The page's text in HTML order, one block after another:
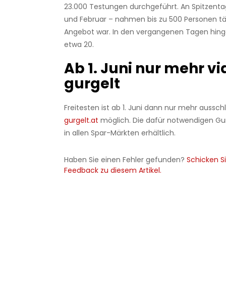
23.000 Testungen durchgeführt. An
und Februar – nahmen bis zu 500 Personen
Angebot war. In den vergangenen Tagen
etwa 20.
Ab 1. Juni nur mehr
gurgelt
Freitesten ist ab 1. Juni dann nur mehr
gurgelt.at möglich. Die dafür notwendigen
in allen Spar-Märkten erhältlich.
Haben Sie einen Fehler gefunden?Schicken
Feedback zu diesem Artikel.